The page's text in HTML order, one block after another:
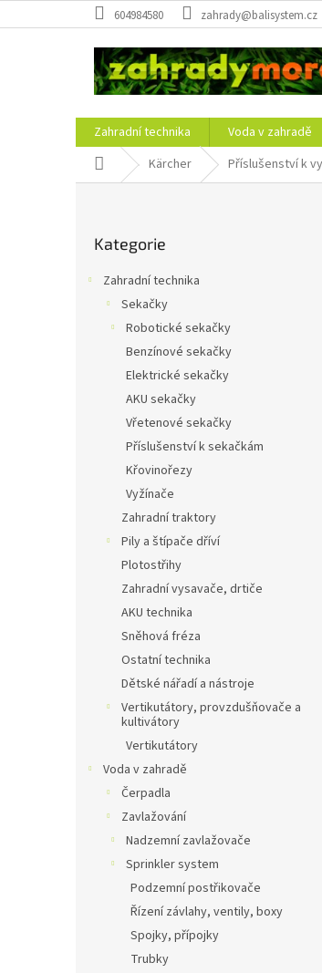
na
604984580 zahrady@balisystem.cz
Zahradní technika Voda v zahradě
Domů Kärcher Příslušenství k
kategorie
Kategorie
Zahradní technika
Sekačky
Robotické sekačky
Benzínové sekačky
Elektrické sekačky
AKU sekačky
Vřetenové sekačky
Příslušenství k sekačkám
Křovinořezy
Vyžínače
Zahradní traktory
Pily a štípače dříví
Plotostřihy
Zahradní vysavače, drtiče
AKU technika
Sněhová fréza
Ostatní technika
Dětské nářadí a nástroje
Vertikutátory, provzdušňovače a
kultivátory
Vertikutátory
Voda v zahradě
Čerpadla
Zavlažování
Nadzemní zavlažovače
Sprinkler system
Podzemní postřikovače
Řízení závlahy, ventily, boxy
Spojky, přípojky
Trubky